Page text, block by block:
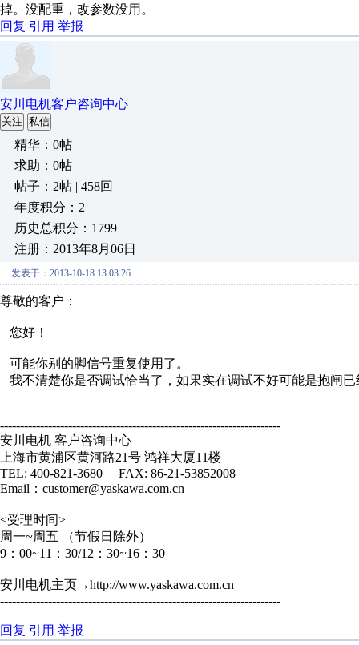
掉。没配重，改参数没用。
回复 引用 举报
安川电机客户咨询中心
关注 私信
精华：0帖
求助：0帖
帖子：2帖 | 458回
年度积分：2
历史总积分：1799
注册：2013年8月06日
发表于：2013-10-18 13:03:26
尊敬的客户：
您好！
可能你别的脚信号重复使用了。
我不清楚你是否调试恰当了，如果实在调试不好可能是抱闸已
----------------------------------------------------------------------
安川电机 客户咨询中心
上海市黄浦区黄河路21号 鸿祥大厦11楼
TEL: 400-821-3680 FAX: 86-21-53852008
Email：customer@yaskawa.com.cn
<受理时间>
周一~周五 （节假日除外）
9：00~11：30/12：30~16：30
安川电机主页→http://www.yaskawa.com.cn
----------------------------------------------------------------------
回复 引用 举报